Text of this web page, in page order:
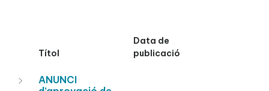
Títol
Data de
publicació
ANUNCI